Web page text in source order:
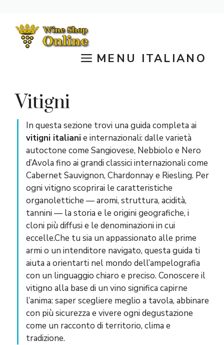
contenuto
MENU ITALIANO
Vitigni
In questa sezione trovi una guida completa ai
vitigni italianie internazionali: dalle varietà
autoctone come Sangiovese, Nebbiolo e Nero
d’Avola fino ai grandi classici internazionali come
Cabernet Sauvignon, Chardonnay e Riesling. Per
ogni vitigno scoprirai le caratteristiche
organolettiche — aromi, struttura, acidità,
tannini — la storia e le origini geografiche, i
cloni più diffusi e le denominazioni in cui
eccelle.Che tu sia un appassionato alle prime
armi o un intenditore navigato, questa guida ti
aiuta a orientarti nel mondo dell’ampelografia
con un linguaggio chiaro e preciso. Conoscere il
vitigno alla base di un vino significa capirne
l’anima: saper scegliere meglio a tavola, abbinare
con più sicurezza e vivere ogni degustazione
come un racconto di territorio, clima e
tradizione.